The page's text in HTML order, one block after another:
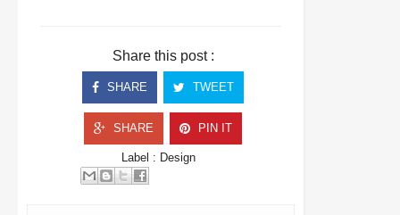
Share this post :
SHARE TWEET
SHARE PIN IT
Label : Design